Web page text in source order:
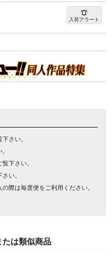
入荷アラート
さい。
覧下さい。
い。
際は毎度便をご利用ください。
は類似商品